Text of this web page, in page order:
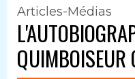
Articles-Médias
QUIMBOISEUR